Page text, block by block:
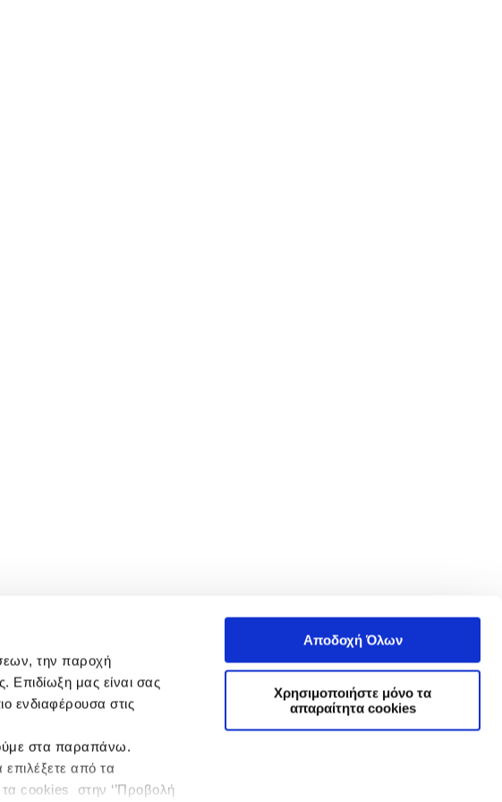
την παροχή
Επιδίωξη μας είναι σας
ενδιαφέρουσα στις
στα παραπάνω.
από τα
τα cookies στην ‘’Προβολή
Αποδοχή Όλων
Χρησιμοποιήστε μόνο τα
απαραίτητα cookies